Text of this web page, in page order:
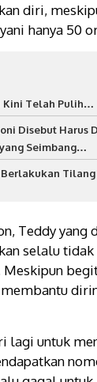
diri,
hanya 50
Kini Telah Pulih…
Disebut Harus
Seimbang…
Berlakukan
Teddy yang
selalu
lagi untuk